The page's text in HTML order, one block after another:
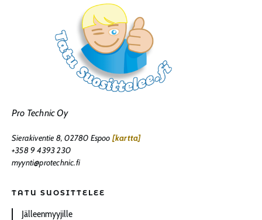
Pro Technic Oy
Sierakiventie 8, 02780 Espoo [kartta]
+358 9 4393 230
myynti@protechnic.fi
TATU SUOSITTELEE
Jälleenmyyjille